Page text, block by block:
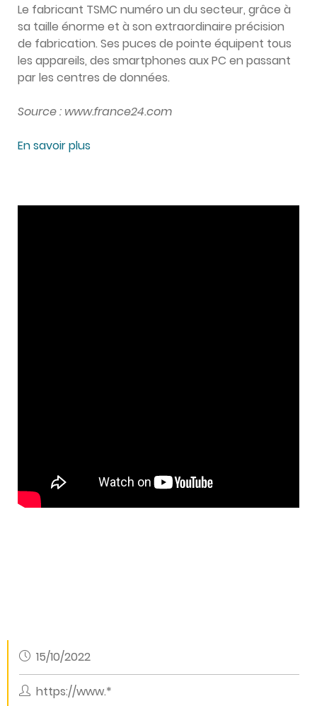
Le fabricant TSMC numéro un du secteur, grâce à
sa taille énorme et à son extraordinaire précision
de fabrication. Ses puces de pointe équipent tous
les appareils, des smartphones aux PC en passant
par les centres de données.
Source : www.france24.com
En savoir plus
15/10/2022
https://www.*